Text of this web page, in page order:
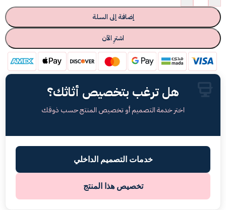
إضافة إلى السلة
اشترِ الآن
هل ترغب بتخصيص أثاثك؟
اختر خدمة التصميم أو تخصيص المنتج حسب ذوقك
خدمات التصميم الداخلي
تخصيص هذا المنتج